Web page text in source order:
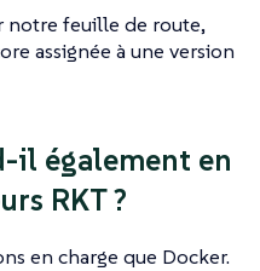
notre feuille de route,
assignée à une version
il également en
RKT ?
en charge que Docker.